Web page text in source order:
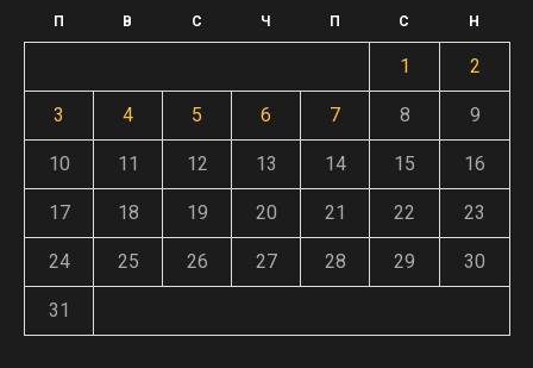
П В С Ч П С Н
1 2
3 4 5 6 7 8 9
10 11 12 13 14 15 16
17 18 19 20 21 22 23
24 25 26 27 28 29 30
31